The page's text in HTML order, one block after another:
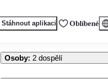
Stáhnout aplikaci Oblíbené
Osoby: 2 dospělí